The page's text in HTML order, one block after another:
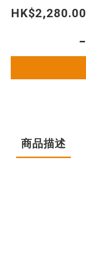
HK$2,280.00
商品描述